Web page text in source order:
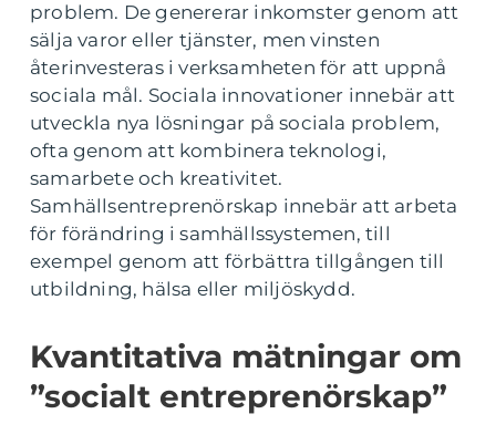
problem. De genererar inkomster genom att
sälja varor eller tjänster, men vinsten
återinvesteras i verksamheten för att uppnå
sociala mål. Sociala innovationer innebär att
utveckla nya lösningar på sociala problem,
ofta genom att kombinera teknologi,
samarbete och kreativitet.
Samhällsentreprenörskap innebär att arbeta
för förändring i samhällssystemen, till
exempel genom att förbättra tillgången till
utbildning, hälsa eller miljöskydd.
Kvantitativa mätningar om
”socialt entreprenörskap”